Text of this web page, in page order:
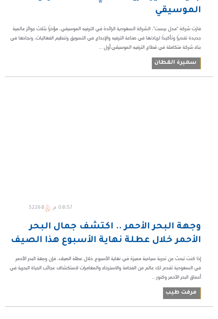
الموسيقي
فازت شركة "مدل بيست"، الشركة السعودية الرائدة في الترفيه الموسيقي، مؤخرًا بثلاث جوائز عالمية
جديدة تقديرًا وتأكيدًا لريادتها في صناعة الترفيه والإبداع في التسويق وتنظيم الفعاليات، ونجاحها في
بناء شركة متكاملة في قطاع الترفيه الموسيقي.أول ...
سميرة القطان
08:57 م 52268
وجهة البحر الأحمر .. اكتشف جمال البحر
الأحمر خلال عطلة نهاية الأسبوع هذا الصيف
إذا كنت تبحث عن تجربة سياحية مميزة في نهاية الأسبوع خلال عطلة الصيف، فإن وجهة البحر الأحمر
في السعودية تقدم لك عالم من الفخامة والاسترخاء والمغامرات لاستكشاف عجائب الحياة البحرية في
أعماق البحر الأحمر وكنور ...
مرفت طيب